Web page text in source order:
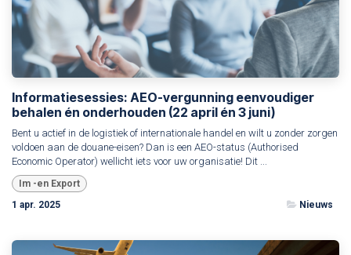
Informatiesessies: AEO-vergunning eenvoudiger
behalen én onderhouden (22 april én 3 juni)
Bent u actief in de logistiek of internationale handel en wilt u zonder zorgen
voldoen aan de douane-eisen? Dan is een AEO-status (Authorised
Economic Operator) wellicht iets voor uw organisatie! Dit ...
Im -en Export
1 apr. 2025
Nieuws